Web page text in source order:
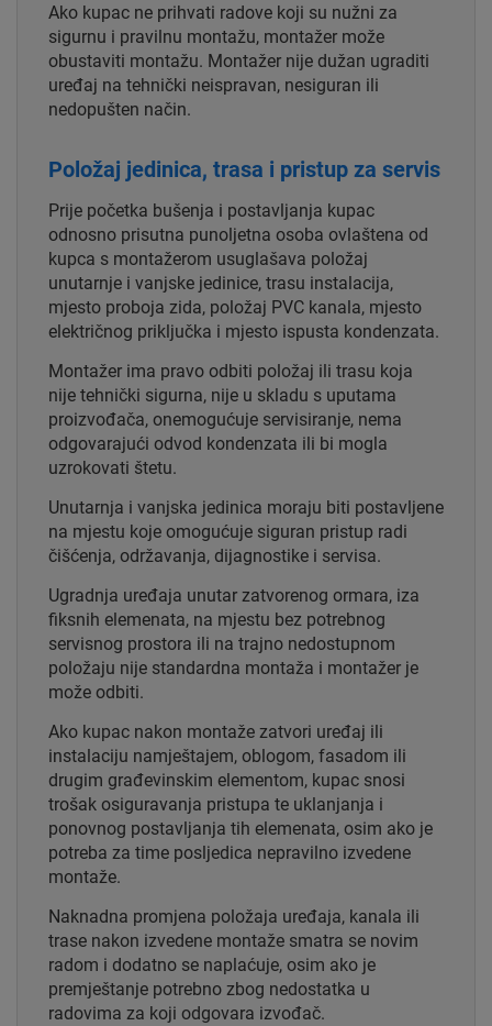
Ako kupac ne prihvati radove koji su nužni za
sigurnu i pravilnu montažu, montažer može
obustaviti montažu. Montažer nije dužan ugraditi
uređaj na tehnički neispravan, nesiguran ili
nedopušten način.
Položaj jedinica, trasa i pristup za servis
Prije početka bušenja i postavljanja kupac
odnosno prisutna punoljetna osoba ovlaštena od
kupca s montažerom usuglašava položaj
unutarnje i vanjske jedinice, trasu instalacija,
mjesto proboja zida, položaj PVC kanala, mjesto
električnog priključka i mjesto ispusta kondenzata.
Montažer ima pravo odbiti položaj ili trasu koja
nije tehnički sigurna, nije u skladu s uputama
proizvođača, onemogućuje servisiranje, nema
odgovarajući odvod kondenzata ili bi mogla
uzrokovati štetu.
Unutarnja i vanjska jedinica moraju biti postavljene
na mjestu koje omogućuje siguran pristup radi
čišćenja, održavanja, dijagnostike i servisa.
Ugradnja uređaja unutar zatvorenog ormara, iza
fiksnih elemenata, na mjestu bez potrebnog
servisnog prostora ili na trajno nedostupnom
položaju nije standardna montaža i montažer je
može odbiti.
Ako kupac nakon montaže zatvori uređaj ili
instalaciju namještajem, oblogom, fasadom ili
drugim građevinskim elementom, kupac snosi
trošak osiguravanja pristupa te uklanjanja i
ponovnog postavljanja tih elemenata, osim ako je
potreba za time posljedica nepravilno izvedene
montaže.
Naknadna promjena položaja uređaja, kanala ili
trase nakon izvedene montaže smatra se novim
radom i dodatno se naplaćuje, osim ako je
premještanje potrebno zbog nedostatka u
radovima za koji odgovara izvođač.